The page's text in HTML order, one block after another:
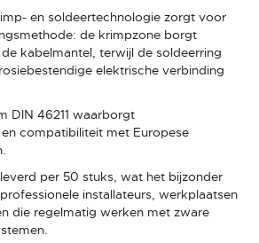
en soldeertechnologie zorgt voor
de krimpzone borgt
kabelmantel, terwijl de soldeerring
elektrische verbinding
DIN 46211 waarborgt
compatibiliteit met Europese
per 50 stuks, wat het bijzonder
installateurs, werkplaatsen
die regelmatig werken met zware